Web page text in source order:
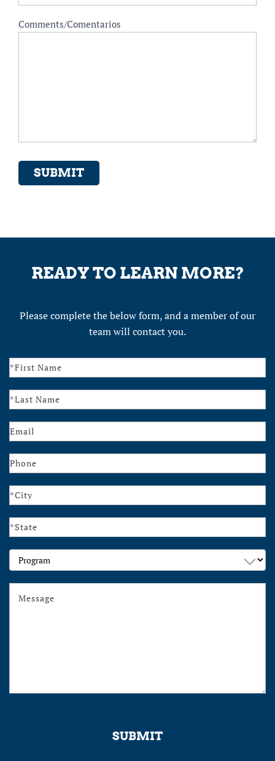
Comments/Comentarios
SUBMIT
READY TO LEARN MORE?
Please complete the below form, and a member of our
team will contact you.
Contact
Us
SUBMIT